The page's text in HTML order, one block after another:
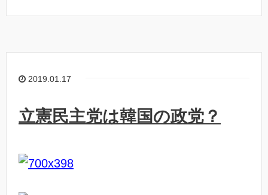
2019.01.17
立憲民主党は韓国の政党？